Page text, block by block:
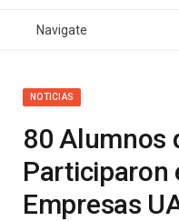
Navigate
NOTICIAS
80 Alumnos
Participaron
Empresas